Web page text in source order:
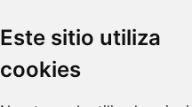
Este sitio utiliza
cookies